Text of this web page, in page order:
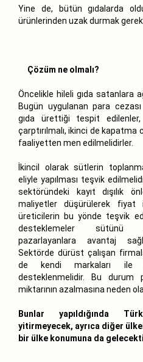
Yine de, bütün gıdalarda
ürünlerinden uzak durmak
Çözüm ne olmalı?
Öncelikle hileli gıda satanlara
Bugün uygulanan para cezası
gıda ürettiği tespit
çarptırılmalı, ikinci de
faaliyetten men edilmelidirler.
İkincil olarak sütlerin
eliyle yapılması teşvik
sektöründeki kayıt dışılık
maliyetler düşürülerek fiyat
üreticilerin bu yönde teşvik
desteklemeler sütünü
pazarlayanlara avantaj
Sektörde dürüst çalışan
de kendi markaları ile
desteklenmelidir. Bu durum
miktarının azalmasına neden
Bunlar yapıldığında
yitirmeyecek, ayrıca diğer
bir ülke konumuna da